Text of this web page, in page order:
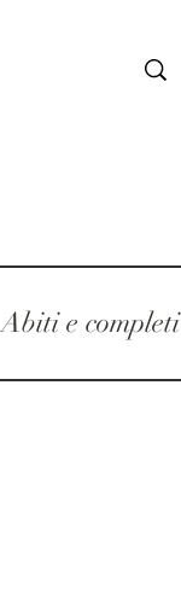
Abiti e completi